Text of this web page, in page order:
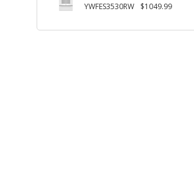
YWFES3530RW $1049.99